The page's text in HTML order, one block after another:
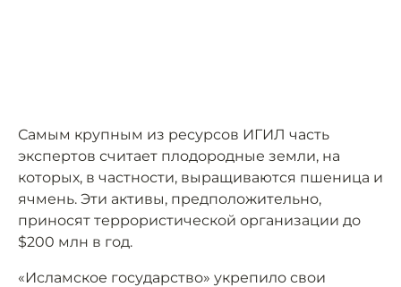
Самым крупным из ресурсов ИГИЛ часть
экспертов считает плодородные земли, на
которых, в частности, выращиваются пшеница и
ячмень. Эти активы, предположительно,
приносят террористической организации до
$200 млн в год.
«Исламское государство» укрепило свои